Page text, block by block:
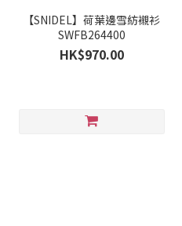
【SNIDEL】荷葉邊雪紡襯衫
SWFB264400
HK$970.00